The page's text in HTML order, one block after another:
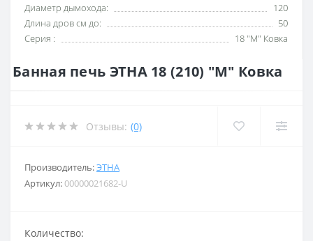
Диаметр дымохода:
120
Длина дров см до:
50
Серия :
18 "М" Ковка
Банная печь ЭТНА 18 (210) "М" Ковка
Отзывы: (0)
Производитель:ЭТНА
Артикул:00000021682-U
Количество: